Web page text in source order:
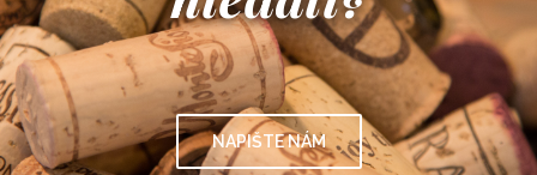
NAPIŠTE NÁM